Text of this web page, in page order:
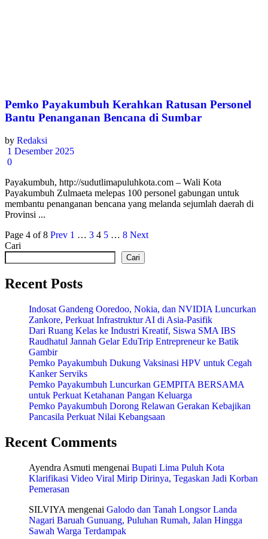
Pemko Payakumbuh Kerahkan Ratusan Personel
Bantu Penanganan Bencana di Sumbar
by Redaksi
1 Desember 2025
0
Payakumbuh, http://sudutlimapuluhkota.com – Wali Kota
Payakumbuh Zulmaeta melepas 100 personel gabungan untuk
membantu penanganan bencana yang melanda sejumlah daerah di
Provinsi ...
Page 4 of 8 Prev 1 … 3 4 5 … 8 Next
Cari
Cari
Recent Posts
Indosat Gandeng Ooredoo, Nokia, dan NVIDIA Luncurkan
Zankore, Perkuat Infrastruktur AI di Asia-Pasifik
Dari Ruang Kelas ke Industri Kreatif, Siswa SMA IBS
Raudhatul Jannah Gelar EduTrip Entrepreneur ke Batik
Gambir
Pemko Payakumbuh Dukung Vaksinasi HPV untuk Cegah
Kanker Serviks
Pemko Payakumbuh Luncurkan GEMPITA BERSAMA
untuk Perkuat Ketahanan Pangan Keluarga
Pemko Payakumbuh Dorong Relawan Gerakan Kebajikan
Pancasila Perkuat Nilai Kebangsaan
Recent Comments
Ayendra Asmuti mengenai Bupati Lima Puluh Kota
Klarifikasi Video Viral Mirip Dirinya, Tegaskan Jadi Korban
Pemerasan
SILVIYA mengenai Galodo dan Tanah Longsor Landa
Nagari Baruah Gunuang, Puluhan Rumah, Jalan Hingga
Sawah Warga Terdampak